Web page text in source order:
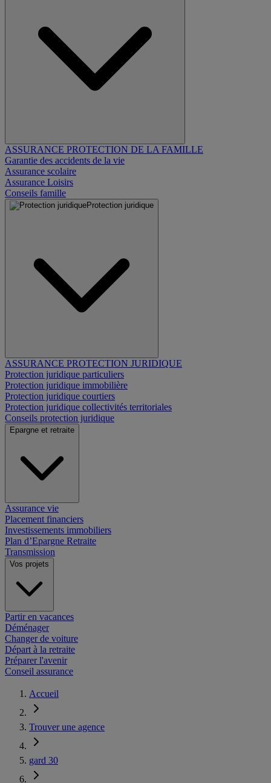
ASSURANCE PROTECTION DE LA FAMILLE
Garantie des accidents de la vie
Assurance scolaire
Assurance Loisirs
Conseils famille
Protection juridique
ASSURANCE PROTECTION JURIDIQUE
Protection juridique particuliers
Protection juridique immobilière
Protection juridique courtiers
Protection juridique collectivités territoriales
Conseils protection juridique
Epargne et retraite
Assurance vie
Placement financiers
Investissements immobiliers
Plan d’Epargne Retraite
Transmission
Vos projets
Partir en vacances
Déménager
Changer de voiture
Départ à la retraite
Préparer l'avenir
Conseil assurance
Accueil
Trouver une agence
gard 30